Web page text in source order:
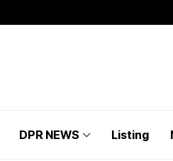
DPR NEWS Listing